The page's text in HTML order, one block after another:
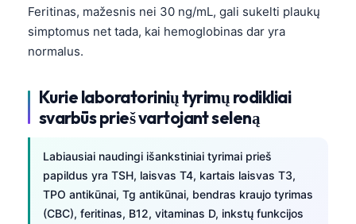
Feritinas, mažesnis nei 30 ng/mL, gali sukelti plaukų
simptomus net tada, kai hemoglobinas dar yra
normalus.
Kurie laboratorinių tyrimų rodikliai
svarbūs prieš vartojant seleną
Labiausiai naudingi išankstiniai tyrimai prieš
papildus yra TSH, laisvas T4, kartais laisvas T3,
TPO antikūnai, Tg antikūnai, bendras kraujo tyrimas
(CBC), feritinas, B12, vitaminas D, inkstų funkcijos